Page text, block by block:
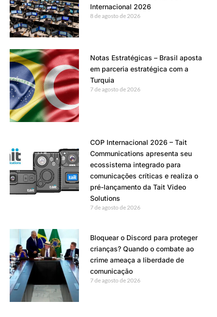
Internacional 2026
8 de agosto de 2026
Notas Estratégicas – Brasil aposta
em parceria estratégica com a
Turquia
7 de agosto de 2026
COP Internacional 2026 – Tait
Communications apresenta seu
ecossistema integrado para
comunicações críticas e realiza o
pré-lançamento da Tait Video
Solutions
7 de agosto de 2026
Bloquear o Discord para proteger
crianças? Quando o combate ao
crime ameaça a liberdade de
comunicação
7 de agosto de 2026